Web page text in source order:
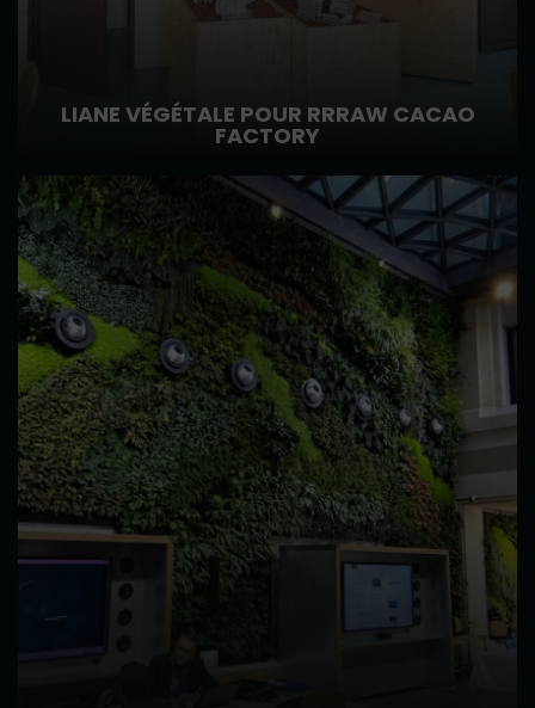
LIANE VÉGÉTALE POUR RRRAW CACAO
FACTORY